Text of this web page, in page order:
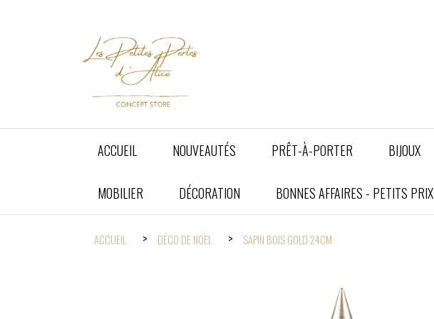
ACCUEIL NOUVEAUTÉS PRÊT-À-PORTER BIJOUX
MOBILIER DÉCORATION BONNES AFFAIRES - PETITS PRIX
ACCUEIL DÉCO DE NOËL SAPIN BOIS GOLD 24CM